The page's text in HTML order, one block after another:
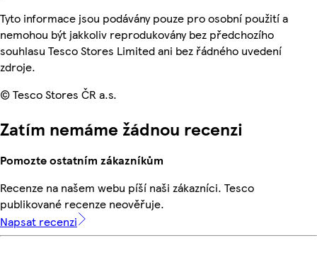
Tyto informace jsou podávány pouze pro osobní použití a
nemohou být jakkoliv reprodukovány bez předchozího
souhlasu Tesco Stores Limited ani bez řádného uvedení
zdroje.
© Tesco Stores ČR a.s.
Zatím nemáme žádnou recenzi
Pomozte ostatním zákazníkům
Recenze na našem webu píší naši zákazníci. Tesco
publikované recenze neověřuje.
Napsat recenzi